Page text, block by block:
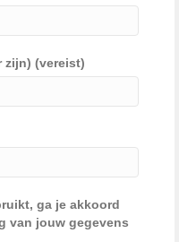
zijn) (vereist)
ga je akkoord
van jouw gegevens